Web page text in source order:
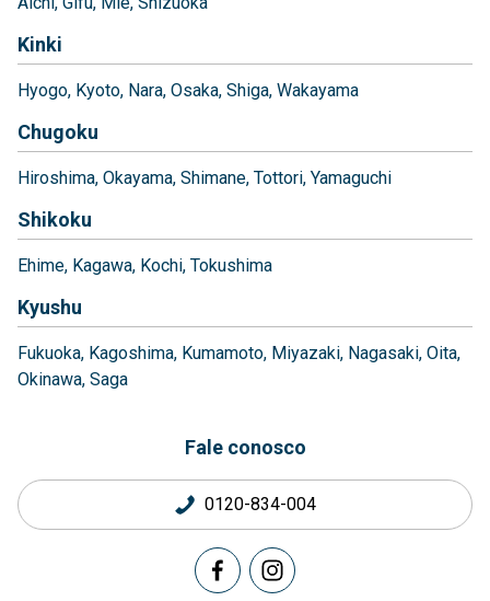
Kinki
Hyogo Kyoto Nara Osaka Shiga Wakayama
Chugoku
Hiroshima Okayama Shimane Tottori Yamaguchi
Shikoku
Ehime Kagawa Kochi Tokushima
Kyushu
Fukuoka Kagoshima Kumamoto Miyazaki Nagasaki Oita
Okinawa Saga
Fale conosco
0120-834-004